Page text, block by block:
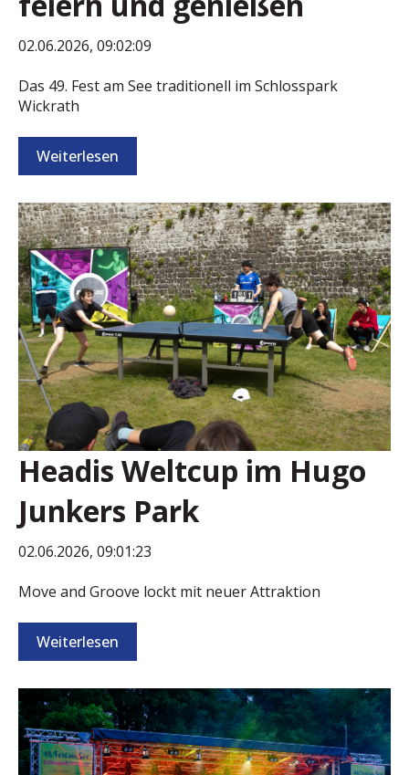
02.06.2026, 09:02:09
Das 49. Fest am See traditionell im Schlosspark
Wickrath
Weiterlesen
Headis Weltcup im Hugo
Junkers Park
02.06.2026, 09:01:23
Move and Groove lockt mit neuer Attraktion
Weiterlesen